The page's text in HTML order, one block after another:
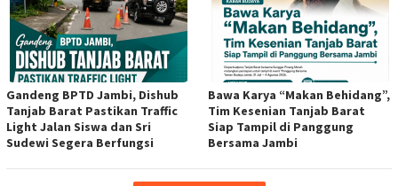
Gandeng BPTD Jambi, Dishub
Tanjab Barat Pastikan Traffic
Light Jalan Siswa dan Sri
Sudewi Segera Berfungsi
Bawa Karya “Makan Behidang”,
Tim Kesenian Tanjab Barat
Siap Tampil di Panggung
Bersama Jambi